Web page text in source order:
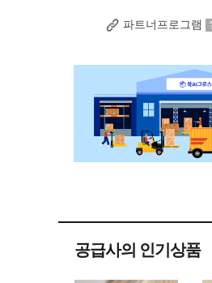
파트너프로그램
공급사의 인기상품